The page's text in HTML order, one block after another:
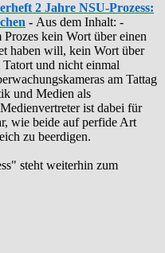
2 Jahre NSU-Prozess:
- Aus dem Inhalt: -
kein Wort über einen
haben will, kein Wort über
und nicht einmal
am Tattag
und Medien als
ist dabei für
wie beide auf perfide Art
zu beerdigen.
steht weiterhin zum